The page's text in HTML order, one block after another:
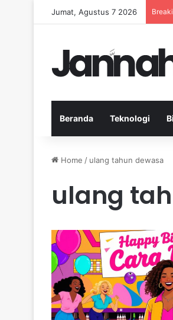
Jumat, Agustus 7 2026
Beranda Teknologi
Home / ulang tahun dewasa
ulang